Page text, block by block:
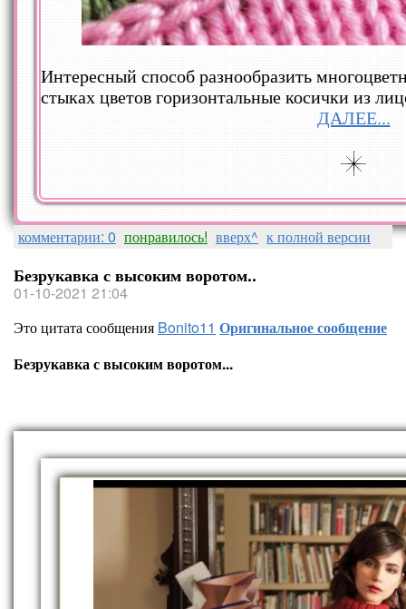
Интересный способ разнообразить
стыках цветов горизонтальные косички из
ДАЛЕЕ...
комментарии: 0 понравилось! вверх^ к полной версии
Безрукавка с высоким воротом..
01-10-2021 21:04
Это цитата сообщения Bonito11 Оригинальное сообщение
Безрукавка с высоким воротом...